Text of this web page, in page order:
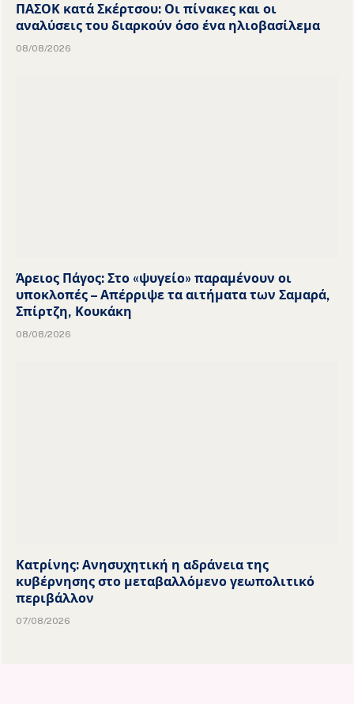
ΠΑΣΟΚ κατά Σκέρτσου: Οι πίνακες και οι
αναλύσεις του διαρκούν όσο ένα ηλιοβασίλεμα
08/08/2026
Άρειος Πάγος: Στο «ψυγείο» παραμένουν οι
υποκλοπές – Απέρριψε τα αιτήματα των Σαμαρά,
Σπίρτζη, Κουκάκη
08/08/2026
Κατρίνης: Ανησυχητική η αδράνεια της
κυβέρνησης στο μεταβαλλόμενο γεωπολιτικό
περιβάλλον
07/08/2026